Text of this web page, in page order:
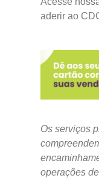
aderir ao
Os serviços
operações